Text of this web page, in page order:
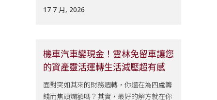
17 7 月, 2026
機車汽車變現金！雲林免留車讓您
的資產靈活運轉生活減壓超有感
面對突如其來的財務週轉，你還在為四處籌
錢而焦頭爛額嗎？其實，最好的解方就在你